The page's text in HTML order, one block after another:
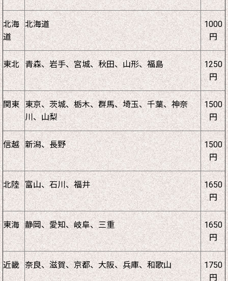
北海
道
北海道
1000
円
東北 青森、岩手、宮城、秋田、山形、福島
1250
円
関東
東京、茨城、栃木、群馬、埼玉、千葉、神奈
川、山梨
1500
円
信越 新潟、長野
1500
円
北陸 富山、石川、福井
1650
円
東海 静岡、愛知、岐阜、三重
1650
円
近畿 奈良、滋賀、京都、大阪、兵庫、和歌山
1750
円